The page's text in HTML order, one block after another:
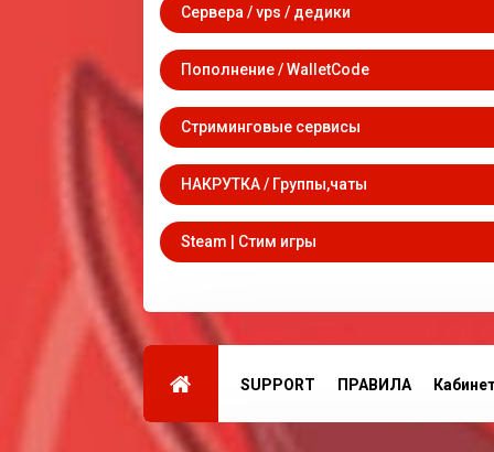
Сервера / vps / дедики
Пополнение / WalletCode
Стриминговые сервисы
НАКРУТКА / Группы,чаты
Steam | Стим игры
SUPPORT ПРАВИЛА